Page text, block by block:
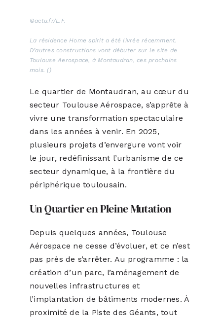
©actu.fr/L.F.
La résidence Home spirit a été livrée récemment.
D’autres constructions vont débuter sur le site de
Toulouse Aerospace, à Montaudran, ces prochains
mois. ()
Le quartier de Montaudran, au cœur du
secteur Toulouse Aérospace, s’apprête à
vivre une transformation spectaculaire
dans les années à venir. En 2025,
plusieurs projets d’envergure vont voir
le jour, redéfinissant l’urbanisme de ce
secteur dynamique, à la frontière du
périphérique toulousain.
Un Quartier en Pleine Mutation
Depuis quelques années, Toulouse
Aérospace ne cesse d’évoluer, et ce n’est
pas près de s’arrêter. Au programme : la
création d’un parc, l’aménagement de
nouvelles infrastructures et
l’implantation de bâtiments modernes. À
proximité de la Piste des Géants, tout